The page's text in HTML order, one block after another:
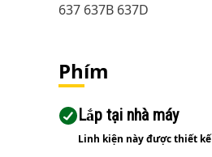
637 637B 637D
Phím
Lắp tại nhà máy
Linh kiện này được thiết